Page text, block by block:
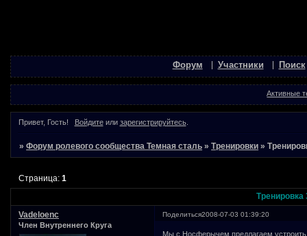
Форум Участники Поиск
Активные
Привет, Гость! Войдитеили зарегистрируйтесь.
»Форум ролевого сообщества Темная сталь »Тренировки »
Тренировка
Страница:1
Поделиться2008-07-03 01:39:20
Vadeloenc
Член Внутреннего Круга
Мы с Носферычем предлагаем устроить